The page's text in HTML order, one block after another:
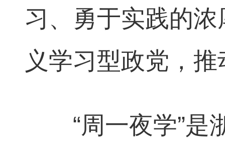
习、勇于实践的
义学习型政党，
“周一夜学”是